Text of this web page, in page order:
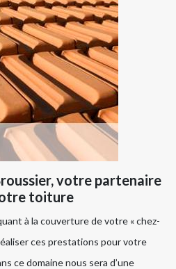
votre partenaire
toiture
à la couverture de votre « chez-
ces prestations pour votre
ce domaine nous sera d’une